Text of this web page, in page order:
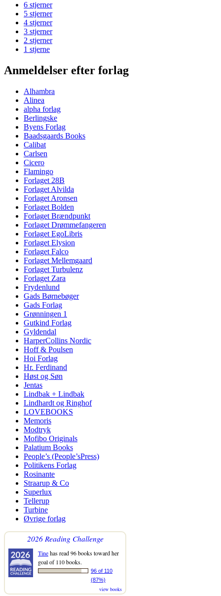
6 stjerner
5 stjerner
4 stjerner
3 stjerner
2 stjerner
1 stjerne
Anmeldelser efter forlag
Alhambra
Alinea
alpha forlag
Berlingske
Byens Forlag
Baadsgaards Books
Calibat
Carlsen
Cicero
Flamingo
Forlaget 28B
Forlaget Alvilda
Forlaget Aronsen
Forlaget Bolden
Forlaget Brændpunkt
Forlaget Drømmefangeren
Forlaget EgoLibris
Forlaget Elysion
Forlaget Falco
Forlaget Mellemgaard
Forlaget Turbulenz
Forlaget Zara
Frydenlund
Gads Børnebøger
Gads Forlag
Grønningen 1
Gutkind Forlag
Gyldendal
HarperCollins Nordic
Hoff & Poulsen
Hoi Forlag
Hr. Ferdinand
Høst og Søn
Jentas
Lindbak + Lindbak
Lindhardt og Ringhof
LOVEBOOKS
Memoris
Modtryk
Mofibo Originals
Palatium Books
People’s (People’sPress)
Politikens Forlag
Rosinante
Straarup & Co
Superlux
Tellerup
Turbine
Øvrige forlag
2026 Reading Challenge
Tinehas read 96 books toward her
goal of 110 books.
96 of 110
(87%)
view books